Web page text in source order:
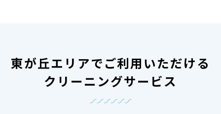
東が丘エリアでご利用いただける
クリーニングサービス